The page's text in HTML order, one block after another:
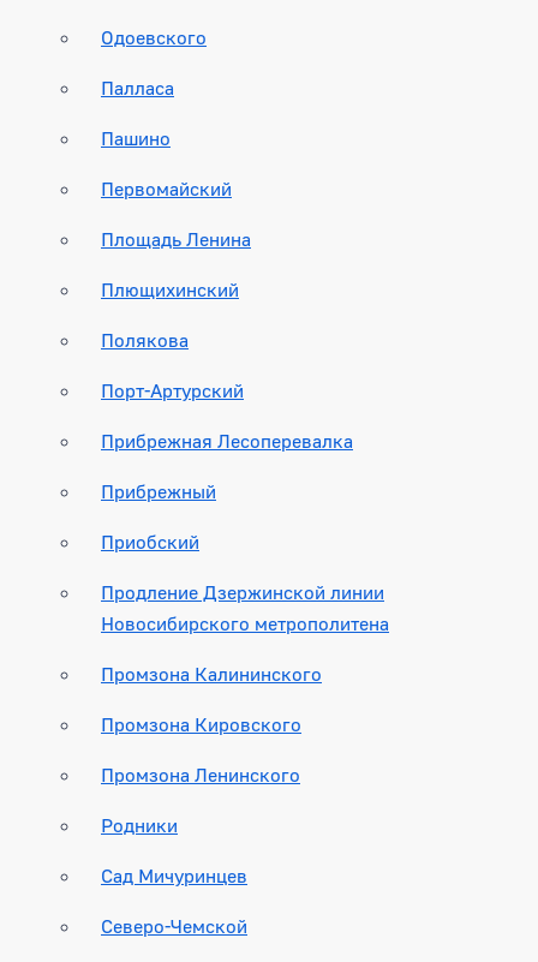
Одоевского
Палласа
Пашино
Первомайский
Площадь Ленина
Плющихинский
Полякова
Порт-Артурский
Прибрежная Лесоперевалка
Прибрежный
Приобский
Продление Дзержинской линии
Новосибирского метрополитена
Промзона Калининского
Промзона Кировского
Промзона Ленинского
Родники
Сад Мичуринцев
Северо-Чемской